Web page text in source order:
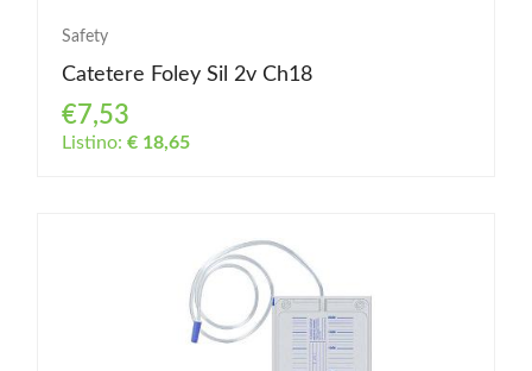
Safety
Catetere Foley Sil 2v Ch18
€7,53
Listino: € 18,65